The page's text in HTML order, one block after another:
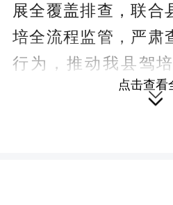
展全覆盖排查，联合
培全流程监管，严肃
行为，推动我县驾
展，从驾驶培训源头
（本站原创文章
点击查看
